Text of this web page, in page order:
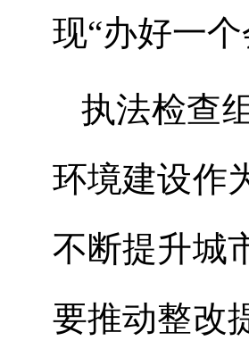
现“办好一
执法检查
环境建设作
不断提升城
要推动整改